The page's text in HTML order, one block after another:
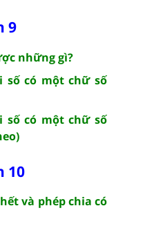
9
những gì?
số có một chữ số
số có một chữ số
10
và phép chia có